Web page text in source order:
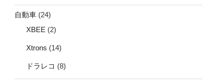
自動車 (24)
XBEE (2)
Xtrons (14)
ドラレコ (8)